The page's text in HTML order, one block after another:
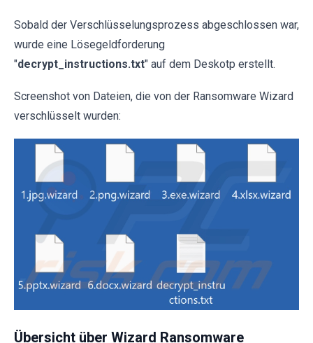
Sobald der Verschlüsselungsprozess abgeschlossen war,
wurde eine Lösegeldforderung
"decrypt_instructions.txt" auf dem Deskotp erstellt.
Screenshot von Dateien, die von der Ransomware Wizard
verschlüsselt wurden:
Übersicht über Wizard Ransomware